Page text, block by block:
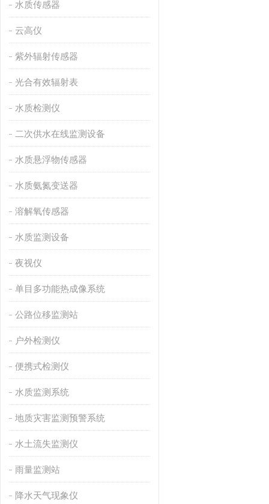
水质传感器
云高仪
紫外辐射传感器
光合有效辐射表
水质检测仪
二次供水在线监测设备
水质悬浮物传感器
水质氨氮变送器
溶解氧传感器
水质监测设备
夜视仪
单目多功能热成像系统
公路位移监测站
户外检测仪
便携式检测仪
水质监测系统
地质灾害监测预警系统
水土流失监测仪
雨量监测站
降水天气现象仪